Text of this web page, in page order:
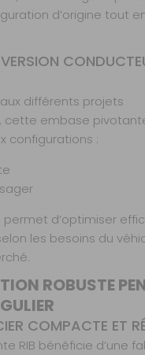
passager
Référence :
Position siège :
Passager
main : Sans
d’origine tout
différents projets
cette embase
configurations :
d’optimiser
les besoins du
ROBUSTE
COMPACTE ET
RIB bénéficie d’une